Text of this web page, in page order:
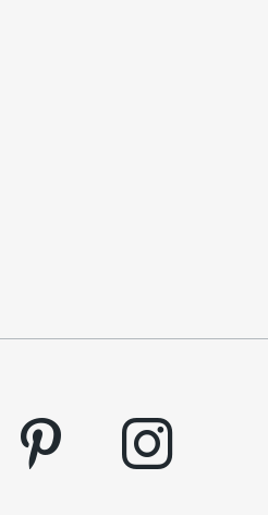
pinterest instagram